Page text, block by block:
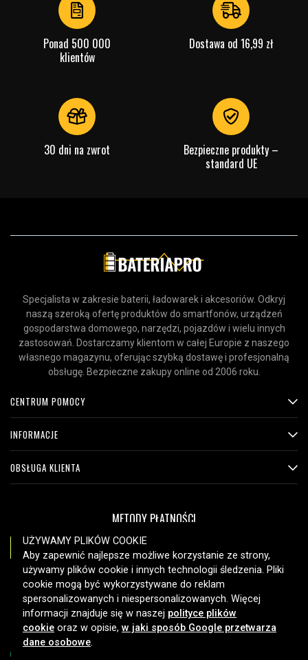
Ponad 500 000
klientów
Dostawa od 16,99 zł
30 dni na zwrot
Bezpieczne produkty –
standard UE
Specjalista w zakresie baterii, ładowarek i akcesoriów. Odkryj
naszą szeroką ofertę produktów do smartfonów, urządzeń
gospodarstwa domowego, narzędzi, pojazdów i wielu innych
zastosowań. Dostarczamy klientom w całej Europie z naszego
własnego magazynu, oferując szybką dostawę i profesjonalną
obsługę. Bezpieczne zakupy online od 2006 roku.
CENTRUM POMOCY
INFORMACJE
OBSŁUGA KLIENTA
METODY PŁATNOŚCI
OPCJE DOSTAWY
UŻYWAMY PLIKÓW COOKIE
Aby zapewnić najlepsze możliwe korzystanie ze strony,
używamy plików cookie i innych technologii śledzenia. Pliki
cookie mogą być wykorzystywane do reklam
spersonalizowanych i niespersonalizowanych. Więcej
informacji znajduje się w naszej polityce plików
cookie oraz w opisie, w jaki sposób Google przetwarza
dane osobowe.